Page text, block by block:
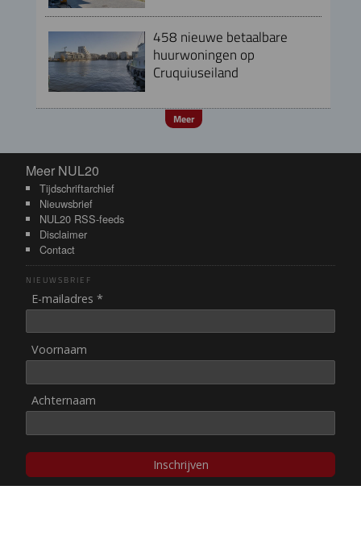
458 nieuwe betaalbare
huurwoningen op
Cruquiuseiland
Meer
Meer NUL20
Meer NUL20
Tijdschriftarchief
Nieuwsbrief
NUL20 RSS-feeds
Disclaimer
Contact
NIEUWSBRIEF
E-mailadres *
Voornaam
Achternaam
Inschrijven